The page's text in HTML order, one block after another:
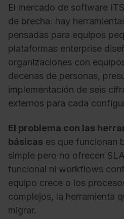
El mercado de software
de brecha: hay
pensadas para equipos
plataformas enterprise
organizaciones con
decenas de personas,
implementación de seis
externos para cada
El problema con las
básicas es que funcionan
simple pero no ofrecen
funcional ni workflows
equipo crece o los
complejos, la herramienta
migrar.